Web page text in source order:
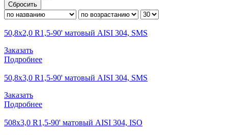
Сбросить
50,8х2,0 R1,5-90' матовый AISI 304, SMS
Заказать
Подробнее
50,8х3,0 R1,5-90' матовый AISI 304, SMS
Заказать
Подробнее
508х3,0 R1,5-90' матовый AISI 304, ISO